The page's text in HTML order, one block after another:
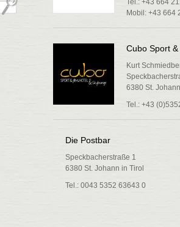
Tel.: +43 664
Mobil: +43 664
Cubo Sport
Kurt
6380 St.
Tel.: +43
Die Postbar
Speckbacherstraße 1
6380 St. Johann in Tirol
Tel.: 0043 5352 63643 0